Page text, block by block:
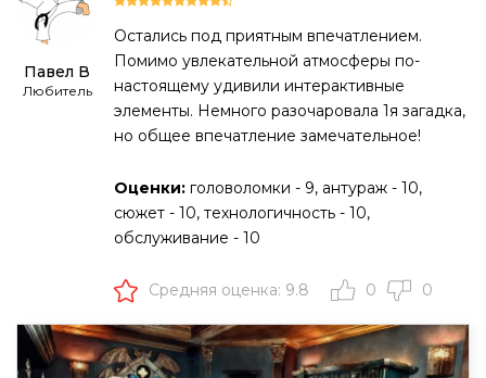
Павел В
Любитель
Остались под приятным впечатлением.
Помимо увлекательной атмосферы по-
настоящему удивили интерактивные
элементы. Немного разочаровала 1я загадка,
но общее впечатление замечательное!
Оценки: головоломки - 9, антураж - 10,
сюжет - 10, технологичность - 10,
обслуживание - 10
Средняя оценка: 9.8 0 0